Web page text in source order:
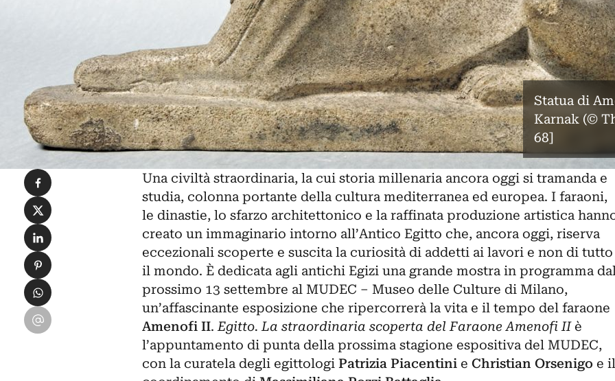
Statua di
Karnak (©
68]
Una civiltà straordinaria, la cui storia millenaria ancora oggi si tramanda e
studia, colonna portante della cultura mediterranea ed europea. I faraoni,
le dinastie, lo sfarzo architettonico e la raffinata produzione artistica
creato un immaginario intorno all’Antico Egitto che, ancora oggi, riserva
eccezionali scoperte e suscita la curiosità di addetti ai lavori e non di tutto
il mondo. È dedicata agli antichi Egizi una grande mostra in programma
prossimo 13 settembre al MUDEC – Museo delle Culture di Milano,
un’affascinante esposizione che ripercorrerà la vita e il tempo del faraone
Amenofi II.Egitto. La straordinaria scoperta del Faraone Amenofi IIè
l’appuntamento di punta della prossima stagione espositiva del MUDEC,
con la curatela degli egittologi Patrizia Piacentinie Christian Orsenigo e il
Condividi su Facebook
Condividi su X
Condividi su LinkedIn
Condividi su Pinterest
Condividi su WhatsApp
Condividi su Email